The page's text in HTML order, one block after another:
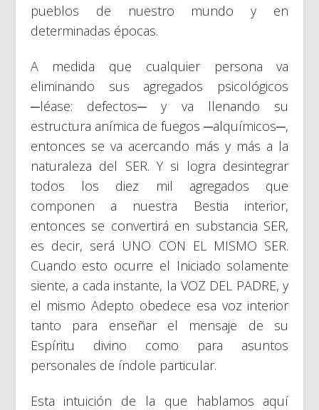
pueblos de nuestro mundo y en
determinadas épocas.
A medida que cualquier persona va
eliminando sus agregados psicológicos
─léase: defectos─ y va llenando su
estructura anímica de fuegos ─alquímicos─,
entonces se va acercando más y más a la
naturaleza del SER. Y si logra desintegrar
todos los diez mil agregados que
componen a nuestra Bestia interior,
entonces se convertirá en substancia SER,
es decir, será UNO CON EL MISMO SER.
Cuando esto ocurre el Iniciado solamente
siente, a cada instante, la VOZ DEL PADRE, y
el mismo Adepto obedece esa voz interior
tanto para enseñar el mensaje de su
Espíritu divino como para asuntos
personales de índole particular.
Esta intuición de la que hablamos aquí